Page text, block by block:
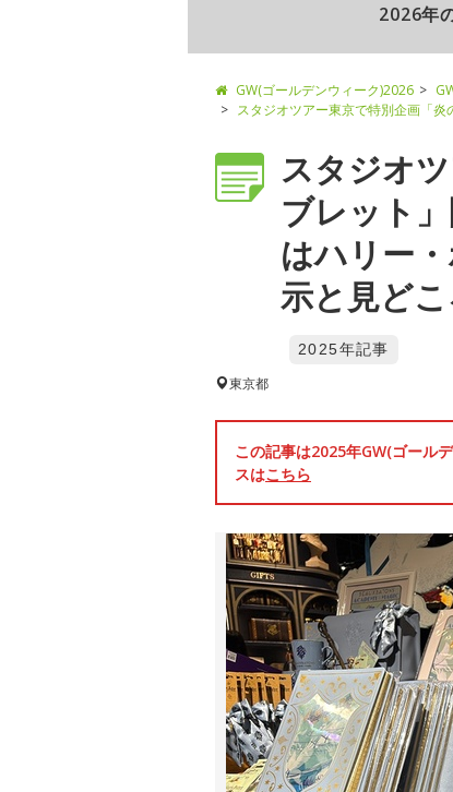
2026年
GW(ゴールデンウィーク)2026
スタジオツアー東京で特別企画「
スタジオ
ブレット
はハリー
示と見ど
2025年記事
東京都
この記事は2025年GW(ゴール
スはこちら